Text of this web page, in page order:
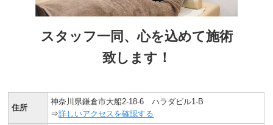
スタッフ一同、心を込めて施術
致します！
住所
神奈川県鎌倉市大船2-18-6 ハラダビル1-B
⇒詳しいアクセスを確認する